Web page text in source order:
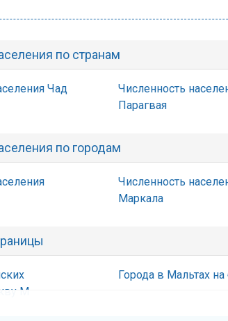
по странам
Чад
Численность
Парагвая
по городам
Численность
Маркала
М
Города в Мальтах